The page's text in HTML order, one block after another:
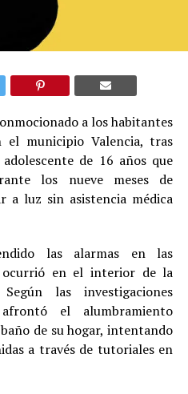
a los habitantes
municipio Valencia, tras
de 16 años que
los nueve meses de
a luz sin asistencia médica
las alarmas en las
ocurrió en el interior de la
las investigaciones
el alumbramiento
de su hogar, intentando
a través de tutoriales en